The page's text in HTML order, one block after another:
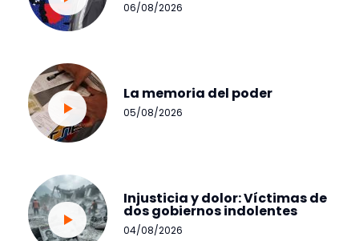
06/08/2026
La memoria del poder
05/08/2026
Injusticia y dolor: Víctimas de
dos gobiernos indolentes
04/08/2026